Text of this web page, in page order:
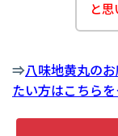
と
⇒八味地黄丸の
たい方はこちら